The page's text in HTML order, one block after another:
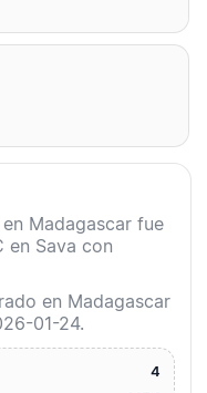
Madagascar fue
en Sava con
en Madagascar
01-24.
4